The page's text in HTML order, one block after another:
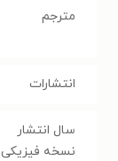
مترجم
انتشارات
سال انتشار
نسخه فیزیکی